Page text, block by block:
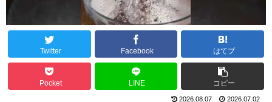
Twitter Facebook はてブ
Pocket LINE コピー
2026.08.07 2026.07.02